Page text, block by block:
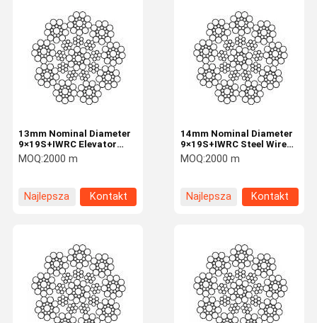
14mm Nominal Diameter
9×19S+IWRC Steel Wire
Rope For Elevator
MOQ:2000 m
Najlepsza
Kontakt
13mm Nominal Diameter
9×19S+IWRC Elevator
Steel Rope Lifting And
Hoisting
MOQ:2000 m
Najlepsza
Kontakt